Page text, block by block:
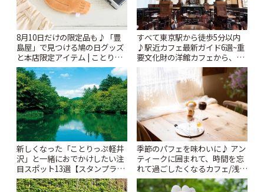
8月10日だけの限定品も♪「豊
島屋」で見つける鳩の日グッズ
と本店限定アイテム | ことりっ
ぷ
すべて東京駅から徒歩5分以内
♪駅近カフェ最新ガイド6選~重
要文化財の洋館カフェから、改
札すぐのレトロ喫茶まで~ | こと
新しくなった「ことりっぷ軽井
沢」と一緒におでかけしたい注
目スポット13選【スタンプラリ
ー開催中】 | ことりっぷ
季節のパフェを味わいに♪ アン
ティークに囲まれて、時間を忘
れて過ごしたくなるカフェ/浅草
「annorum cafe」 | ことりっぷ